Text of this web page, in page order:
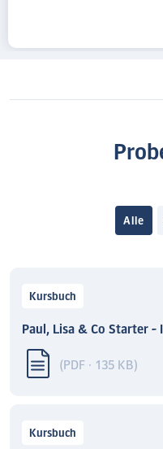
Alle
Kursbuch
Paul, Lisa & Co Starter
(PDF · 135 KB)
Kursbuch